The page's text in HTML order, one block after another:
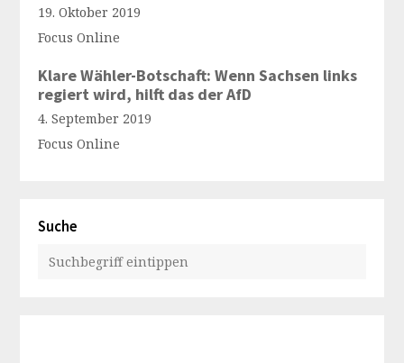
19. Oktober 2019
Focus Online
Klare Wähler-Botschaft: Wenn Sachsen links
regiert wird, hilft das der AfD
4. September 2019
Focus Online
Suche